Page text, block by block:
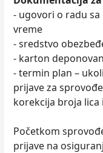
- ugovori o radu
vreme
- sredstvo
- karton
- termin plan –
prijave za
korekcija broja
Početkom
prijave na